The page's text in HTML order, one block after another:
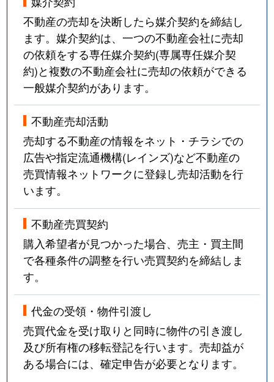
不動産の売却を決断したら媒介契約を締結し
ます。媒介契約は、一つの不動産会社に売却
の依頼をする専任媒介契約(専属専任媒介契
約)と複数の不動産会社に売却の依頼ができる
一般媒介契約があります。
不動産売却活動
売却する不動産の情報をネット・チラシでの
広告や指定流通機構(レインズ)など不動産の
売買情報ネットワークに登録し売却活動を行
います。
不動産売買契約
購入希望者が見つかった場合、売主・買主間
で各種条件の調整を行い売買契約を締結しま
す。
代金の受領・物件引渡し
売買代金を受け取りと同時に物件の引き渡し
及び所有権の移転登記を行います。売却益が
ある場合には、確定申告が必要となります。